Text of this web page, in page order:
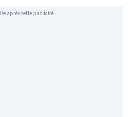
après cette publicité